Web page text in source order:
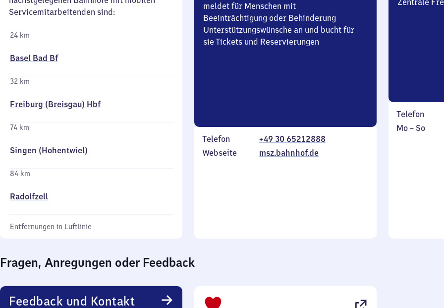
Servicemitarbeitenden sind:
24 km
Basel Bad Bf
32 km
Freiburg (Breisgau) Hbf
74 km
Singen (Hohentwiel)
84 km
Radolfzell
Entfernungen in Luftlinie
meldet für Menschen mit
Beeinträchtigung oder Behinderung
Unterstützungswünsche an und bucht für
sie Tickets und Reservierungen
Telefon
+49 30 65212888
Webseite
msz.bahnhof.de
Zentrale
Telefon
Montag
Mo – So,
Fragen, Anregungen oder Feedback
Feedback und Kontakt